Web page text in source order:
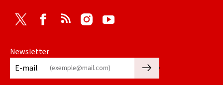
Twitter Facebook
RSS Instagram
Newsletter
E-mail
🡒